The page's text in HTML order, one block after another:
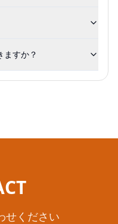
ますか？
せください